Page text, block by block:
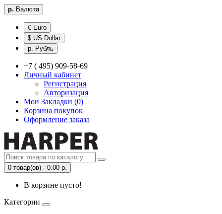
р. Валюта
€ Euro
$ US Dollar
р. Рубль
+7 ( 495) 909-58-69
Личный кабинет
Регистрация
Авторизация
Мои Закладки (0)
Корзина покупок
Оформление заказа
0 товар(ов) - 0.00 р.
В корзине пусто!
Категории